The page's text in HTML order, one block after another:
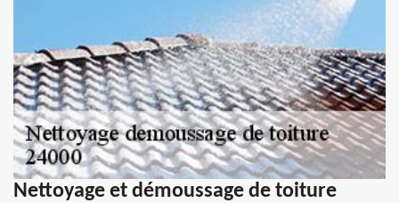
Nettoyage et démoussage de toiture